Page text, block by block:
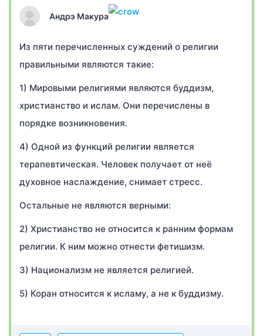
Андрэ Макура
Из пяти перечисленных суждений о религии
правильными являются такие:
1) Мировыми религиями являются буддизм,
христианство и ислам. Они перечислены в
порядке возникновения.
4) Одной из функций религии является
терапевтическая. Человек получает от неё
духовное наслаждение, снимает стресс.
Остальные не являются верными:
2) Христианство не относится к ранним формам
религии. К ним можно отнести фетишизм.
3) Национализм не является религией.
5) Коран относится к исламу, а не к буддизму.